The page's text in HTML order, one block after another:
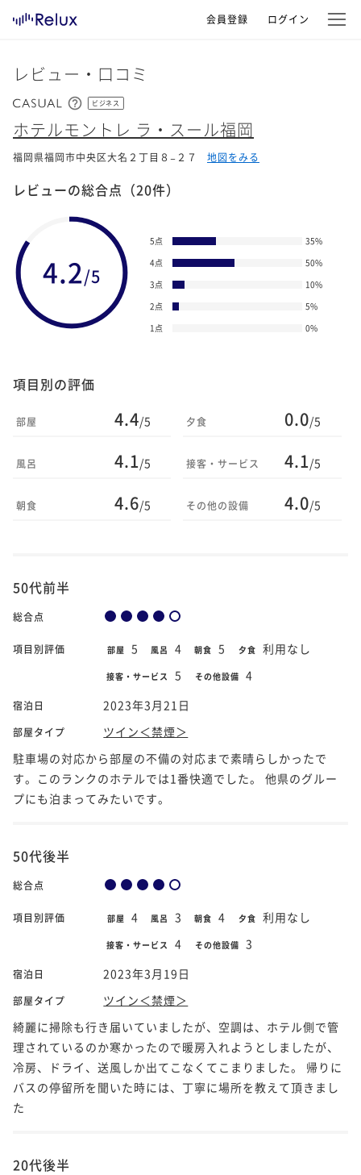
会員登録 ログイン
レビュー・口コミ
ビジネス
ホテルモントレ ラ・スール福岡
福岡県福岡市中央区大名２丁目８−２７ 地図をみる
レビューの総合点 （20件）
4.2/5
5点 35%
4点
50%
3点
10%
2点
5%
1点
0%
項目別の評価
部屋 4.4/5
風呂 4.1/5
朝食 4.6/5
夕食 0.0/5
接客・サービス 4.1/5
その他の設備 4.0/5
50代前半
総合点
項目別評価 部屋 5 風呂 4 朝食 5 夕食 利用なし
接客・サービス 5 その他設備 4
宿泊日 2023年3月21日
部屋タイプ
ツイン＜禁煙＞
駐車場の対応から部屋の不備の対応まで素晴らしかったで
す。このランクのホテルでは1番快適でした。 他県のグルー
プにも泊まってみたいです。
50代後半
総合点
項目別評価 部屋 4 風呂 3 朝食 4 夕食 利用なし
接客・サービス 4 その他設備 3
宿泊日 2023年3月19日
部屋タイプ
ツイン＜禁煙＞
綺麗に掃除も行き届いていましたが、空調は、ホテル側で管
理されているのか寒かったので暖房入れようとしましたが、
冷房、ドライ、送風しか出てこなくてこまりました。 帰りに
バスの停留所を聞いた時には、丁寧に場所を教えて頂きまし
た
20代後半